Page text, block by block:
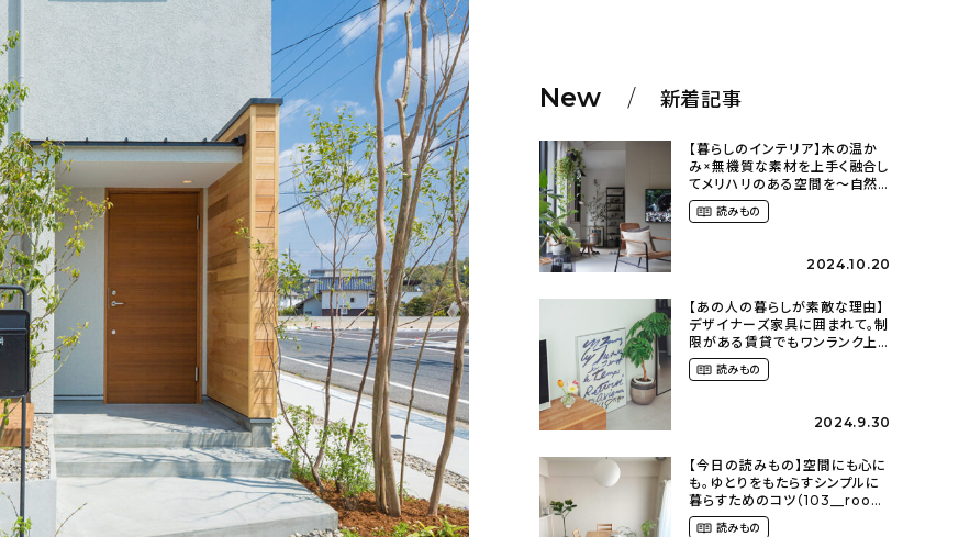
New 新着記事
【暮らしのインテリア】木の温か
み×無機質な素材を上手く融合し
てメリハリのある空間を〜自然
に囲まれて暮らす（ki_no_ieさ
ん） 読みもの
2024.10.20
【あの人の暮らしが素敵な理由】
デザイナーズ家具に囲まれて。制
限がある賃貸でもワンランク上
のお部屋に〜狭くても好きな暮
らしのこと（_____chika708さ
読みもの
2024.9.30
【今日の読みもの】空間にも心に
も。ゆとりをもたらすシンプルに
暮らすためのコツ（103__room
さん）
読みもの